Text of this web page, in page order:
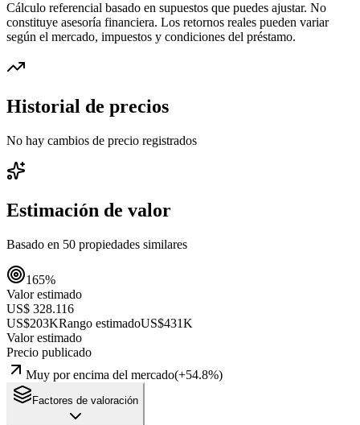
Cálculo referencial basado en supuestos que puedes ajustar. No
constituye asesoría financiera. Los retornos reales pueden variar
según el mercado, impuestos y condiciones del préstamo.
Historial de precios
No hay cambios de precio registrados
Estimación de valor
Basado en 50 propiedades similares
165%
Valor estimado
US$ 328.116
US$203KRango estimadoUS$431K
Valor estimado
Precio publicado
Muy por encima del mercado(+54.8%)
Factores de valoración